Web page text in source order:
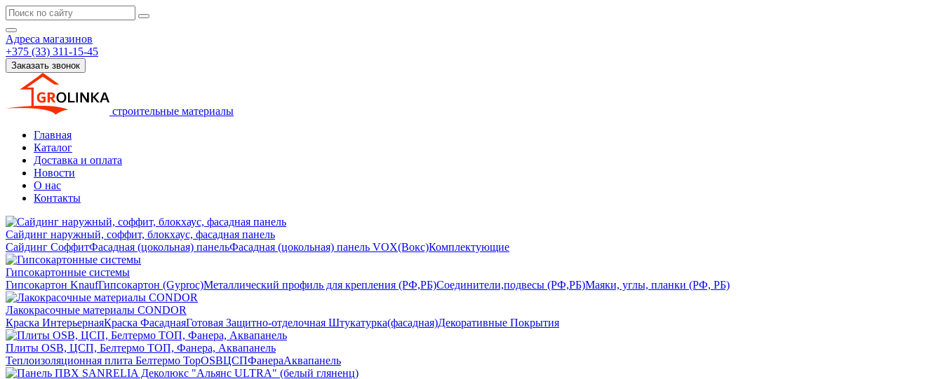
Адреса магазинов
+375 (33) 311-15-45
Заказать звонок
строительные материалы
Главная
Каталог
Доставка и оплата
Новости
О нас
Контакты
Сайдинг наружный, соффит, блокхаус, фасадная панель
Сайдинг СоффитФасадная (цокольная) панельФасадная (цокольная) панель VOX(Вокс)Комплектующие
Гипсокартонные системы
Гипсокартон KnaufГипсокартон (Gyproc)Металлический профиль для крепления (РФ,РБ)Соединители,подвесы (РФ,РБ)Маяки, углы, планки (РФ, РБ)
Лакокрасочные материалы CONDOR
Краска ИнтерьернаяКраска ФасаднаяГотовая Защитно-отделочная Штукатурка(фасадная)Декоративные Покрытия
Плиты OSB, ЦСП, Белтермо ТОП, Фанера, Аквапанель
Теплоизоляционная плита Белтермо TopOSBЦСПФанераАквапанель